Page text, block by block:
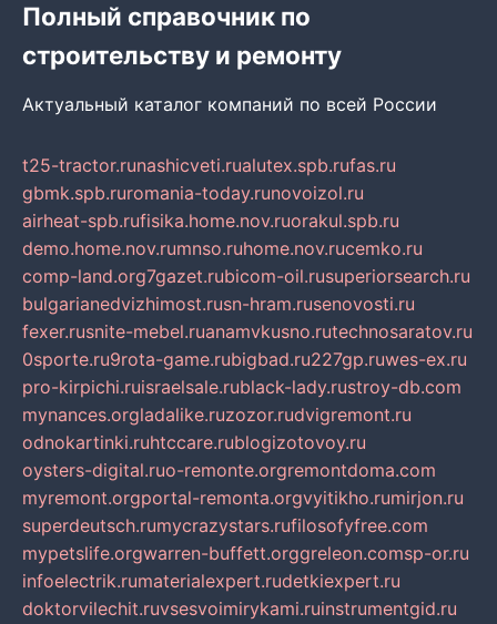
Полный справочник по
строительству и ремонту
Актуальный каталог компаний по всей России
t25-tractor.runashicveti.rualutex.spb.rufas.ru
gbmk.spb.ruromania-today.runovoizol.ru
airheat-spb.rufisika.home.nov.ruorakul.spb.ru
demo.home.nov.rumnso.ruhome.nov.rucemko.ru
comp-land.org7gazet.rubicom-oil.rusuperiorsearch.ru
bulgarianedvizhimost.rusn-hram.rusenovosti.ru
fexer.rusnite-mebel.ruanamvkusno.rutechnosaratov.ru
0sporte.ru9rota-game.rubigbad.ru227gp.ruwes-ex.ru
pro-kirpichi.ruisraelsale.rublack-lady.rustroy-db.com
mynances.orgladalike.ruzozor.rudvigremont.ru
odnokartinki.ruhtccare.rublogizotovoy.ru
oysters-digital.ruo-remonte.orgremontdoma.com
myremont.orgportal-remonta.orgvyitikho.rumirjon.ru
superdeutsch.rumycrazystars.rufilosofyfree.com
mypetslife.orgwarren-buffett.orggreleon.comsp-or.ru
infoelectrik.rumaterialexpert.rudetkiexpert.ru
doktorvilechit.ruvsesvoimirykami.ruinstrumentgid.ru